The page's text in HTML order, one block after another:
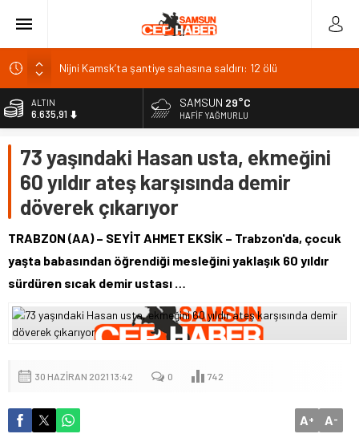
Nijni Kamsk’ta şantiye sahasına saldırı: 12 ölü
Giresun’da parklara fındık serimine sıkı denetim
Altının onsu 4 bin 370 doları test etti
Çek Büyükelçisi Stepanek, ATO Başkanı Baran’ı ziyaret etti
ALTIN
6.635,91
13.779,39
DOLAR
47,7178
55,1513
SAMSUN 29°C
HAFIF YAĞMURLU
73 yaşındaki Hasan usta, ekmeğini
60 yıldır ateş karşısında demir
döverek çıkarıyor
TRABZON (AA) – SEYİT AHMET EKSİK – Trabzon'da, çocuk
yaşta babasından öğrendiği mesleğini yaklaşık 60 yıldır
sürdüren sıcak demir ustası …
30 HAZIRAN 2021 13:42 0 742
A+ A-